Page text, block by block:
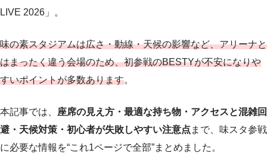
LIVE 2026」。
味の素スタジアムは広さ・動線・天候の影響など、アリーナと
はまったく違う会場のため、初参戦のBESTYが不安になりや
すいポイントが多数あります。
本記事では、 座席の見え方・最適な持ち物・アクセスと混雑回
避・天候対策・初心者が失敗しやすい注意点 まで、味スタ参戦
に必要な情報を“これ1ページで全部”まとめました。